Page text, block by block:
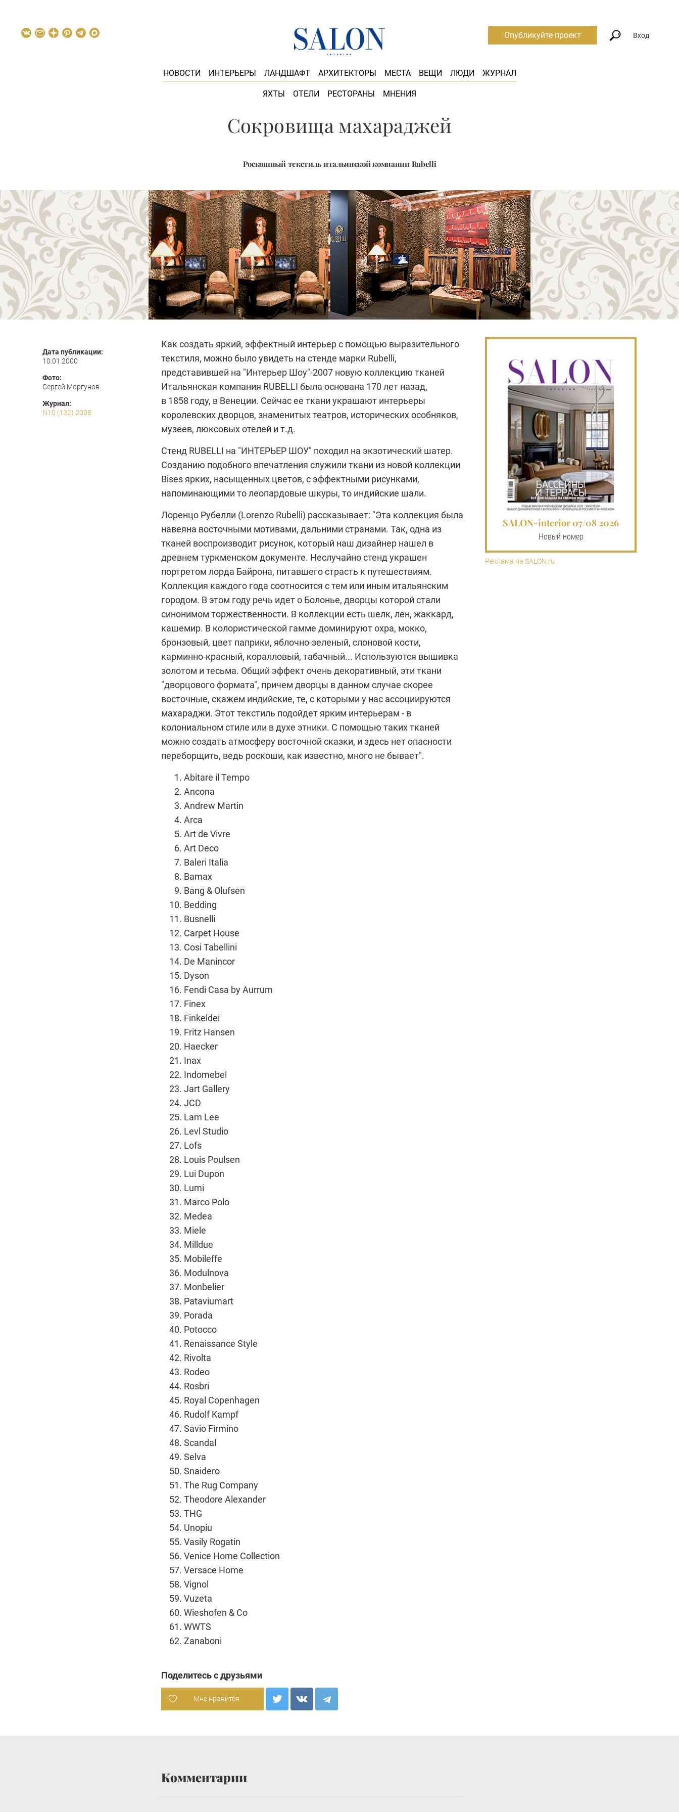
НОВОСТИ ИНТЕРЬЕРЫ ЛАНДШАФТ АРХИТЕКТОРЫ МЕСТА ВЕЩИ ЛЮДИ ЖУРНАЛ
ЯХТЫ ОТЕЛИ РЕСТОРАНЫ МНЕНИЯ
Опубликуйте проект Вход
Сокровища махараджей
Роскошный текстиль итальянской компании Rubelli
Дата публикации:
10.01.2000
Фото:
Сергей Моргунов
Журнал:
N10 (132) 2008
Как создать яркий, эффектный интерьер с помощью выразительного
текстиля, можно было увидеть на стенде марки Rubelli,
представившей на "Интерьер Шоу"-2007 новую коллекцию тканей
Итальянская компания RUBELLI была основана 170 лет назад,
в 1858 году, в Венеции. Сейчас ее ткани украшают интерьеры
королевских дворцов, знаменитых театров, исторических особняков,
музеев, люксовых отелей и т.д.
Стенд RUBELLI на "ИНТЕРЬЕР ШОУ" походил на экзотический шатер.
Созданию подобного впечатления служили ткани из новой коллекции
Bises ярких, насыщенных цветов, с эффектными рисунками,
напоминающими то леопардовые шкуры, то индийские шали.
Лоренцо Рубелли (Lorenzo Rubelli) рассказывает: "Эта коллекция была
навеяна восточными мотивами, дальними странами. Так, одна из
тканей воспроизводит рисунок, который наш дизайнер нашел в
древнем туркменском документе. Неслучайно стенд украшен
портретом лорда Байрона, питавшего страсть к путешествиям.
Коллекция каждого года соотносится с тем или иным итальянским
городом. В этом году речь идет о Болонье, дворцы которой стали
синонимом торжественности. В коллекции есть шелк, лен, жаккард,
кашемир. В колористической гамме доминируют охра, мокко,
бронзовый, цвет паприки, яблочно-зеленый, слоновой кости,
карминно-красный, коралловый, табачный... Используются вышивка
золотом и тесьма. Общий эффект очень декоративный, эти ткани
"дворцового формата", причем дворцы в данном случае скорее
восточные, скажем индийские, те, с которыми у нас ассоциируются
махараджи. Этот текстиль подойдет ярким интерьерам - в
колониальном стиле или в духе этники. С помощью таких тканей
можно создать атмосферу восточной сказки, и здесь нет опасности
переборщить, ведь роскоши, как известно, много не бывает".
Abitare il Tempo
Ancona
Andrew Martin
Arca
Art de Vivre
Art Deco
Baleri Italia
Bamax
Bang & Olufsen
Bedding
Busnelli
Carpet House
Cosi Tabellini
De Manincor
Dyson
Fendi Casa by Aurrum
Finex
Finkeldei
Fritz Hansen
Haecker
Inax
Indomebel
Jart Gallery
JCD
Lam Lee
Levl Studio
Lofs
Louis Poulsen
Lui Dupon
Lumi
Marco Polo
Medea
Miele
Milldue
Mobileffe
Modulnova
Monbelier
Pataviumart
Porada
Potocco
Renaissance Style
Rivolta
Rodeo
Rosbri
Royal Copenhagen
Rudolf Kampf
Savio Firmino
Scandal
Selva
Snaidero
The Rug Company
Theodore Alexander
THG
Unopiu
Vasily Rogatin
Venice Home Collection
Versace Home
Vignol
Vuzeta
Wieshofen & Co
WWTS
Zanaboni
Поделитесь с друзьями
Мне нравится
SALON-interior 07/08 2026
Новый номер
Реклама на SALON.ru
Комментарии